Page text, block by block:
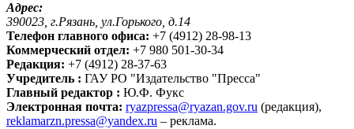
Адрес:
390023, г.Рязань, ул.Горького, д.14
Телефон главного офиса: +7 (4912) 28-98-13
Коммерческий отдел: +7 980 501-30-34
Редакция: +7 (4912) 28-37-63
Учредитель : ГАУ РО "Издательство "Пресса"
Главный редактор : Ю.Ф. Фукс
Электронная почта: ryazpressa@ryazan.gov.ru (редакция),
reklamarzn.pressa@yandex.ru – реклама.